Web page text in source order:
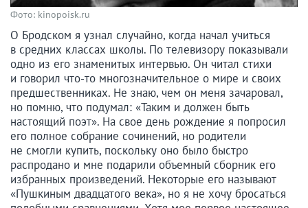
Фото: kinopoisk.ru
О Бродском я узнал случайно, когда начал учиться
в средних классах школы. По телевизору показывали
одно из его знаменитых интервью. Он читал стихи
и говорил что-то многозначительное о мире и своих
предшественниках. Не знаю, чем он меня зачаровал,
но помню, что подумал: «Таким и должен быть
настоящий поэт». На свое день рождение я попросил
его полное собрание сочинений, но родители
не смогли купить, поскольку оно было быстро
распродано и мне подарили объемный сборник его
избранных произведений. Некоторые его называют
«Пушкиным двадцатого века», но я не хочу бросаться